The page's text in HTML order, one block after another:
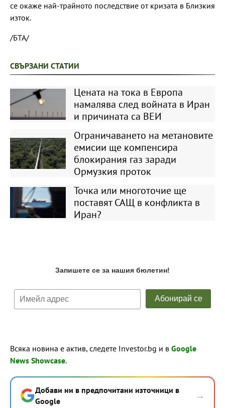
се окаже най-трайното последствие от кризата в Близкия
изток.
/БТА/
СВЪРЗАНИ СТАТИИ
Цената на тока в Европа
намалява след войната в Иран
и причината са ВЕИ
Ограничаването на метановите
емисии ще компенсира
блокирания газ заради
Ормузкия проток
Точка или многоточие ще
поставят САЩ в конфликта в
Иран?
Всяка новина е актив, следете Investor.bg и в Google
News Showcase.
Добави ни в предпочитани източници в
Google
→